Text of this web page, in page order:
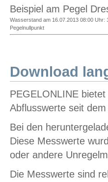
Beispiel am Pegel
Wasserstand am 16.07.2013 08:00 Uhr:
Pegelnullpunkt
Download
PEGELONLINE
Abflusswerte seit
Bei den
Diese Messwerte
oder andere
Die Messwerte sind